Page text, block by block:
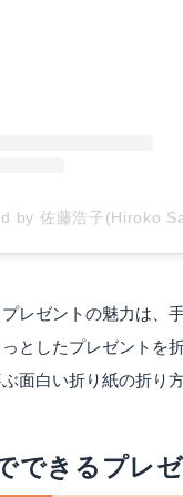
by 佐藤浩子(Hiroko
レゼントの魅力は、
としたプレゼントを
面白い折り紙の折り
できるプレ